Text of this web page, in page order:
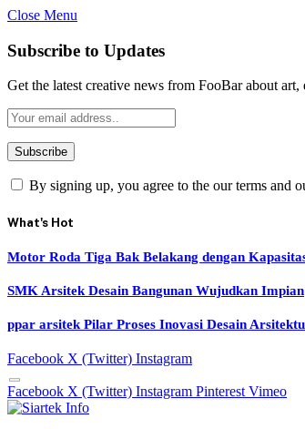
Close Menu
Subscribe to Updates
Get the latest creative news from FooBar about art,
By signing up, you agree to the our terms and
What's Hot
Motor Roda Tiga Bak Belakang dengan
SMK Arsitek Desain Bangunan Wujudkan Impian
ppar arsitek Pilar Proses Inovasi Desain
Facebook X (Twitter) Instagram
Facebook X (Twitter) Instagram Pinterest Vimeo